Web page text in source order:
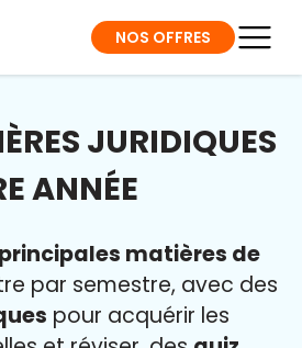
NOS OFFRES
JURIDIQUES
ANNÉE
principales matières de
par semestre, avec des
pour acquérir les